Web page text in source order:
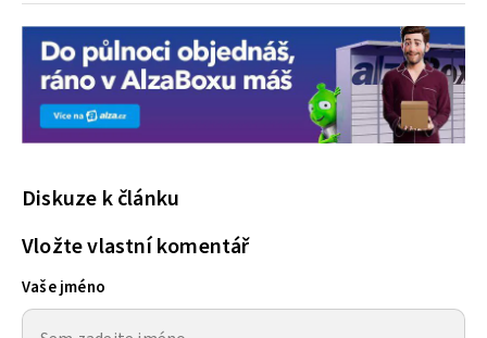
Diskuze k článku
Vložte vlastní komentář
Vaše jméno